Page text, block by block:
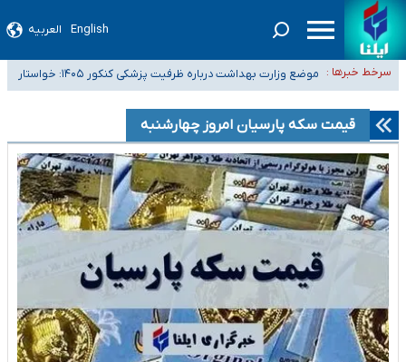
English العربیه
سرخط خبرها :
۴۰ تا ۵۰ روز گرمای نسبی در پیش داریم/ دمای تهران به ۳۸ درجه می‌رسد
موضع وزارت بهداشت درباره ظرفیت پزشکی کنکور ۱۴۰۵: خواستار
اصلاح ظرفیت‌ها هستیم، اما هنوز پاسخ مشخصی نگرفته‌ایم
تعویق آزمون ورودی دکترای تخصصی فرماندهی صحنه عملیات و دکترای
تخصصی جغرافیای نظامی دافوس آجا
خبرنگاران راویان حقیقت با دغدغه نان، مسکن و بیمه
آخرین وضعیت شیوع عفونت‌های تنفسی در کشور/ خوزستان و کرمان بالاتر از
آستانه هشدار
قیمت سکه پارسیان امروز چهارشنبه